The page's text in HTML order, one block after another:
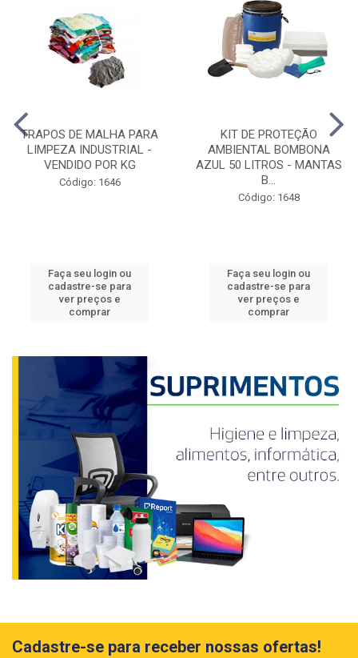
TRAPOS DE MALHA PARA
LIMPEZA INDUSTRIAL -
VENDIDO POR KG
Código: 1646
Faça seu login ou
cadastre-se para
ver preços e
comprar
KIT DE PROTEÇÃO
AMBIENTAL BOMBONA
AZUL 50 LITROS - MANTAS
B...
Código: 1648
Faça seu login ou
cadastre-se para
ver preços e
comprar
Cadastre-se para receber nossas ofertas!